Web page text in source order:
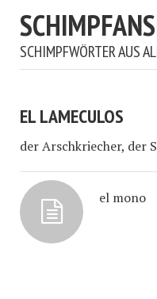
SCHIMPFWÖRTER AUS
EL LAMECULOS
der Arschkriecher, der
el mono